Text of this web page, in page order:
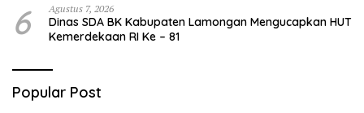
6 Agustus 7, 2026
Dinas SDA BK Kabupaten Lamongan Mengucapkan HUT
Kemerdekaan RI Ke – 81
Popular Post